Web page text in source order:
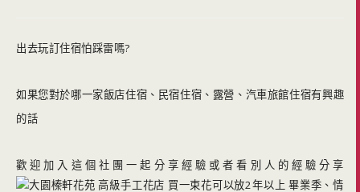
出去玩訂住宿怕踩雷嗎?
如果您對於哪一家飯店住宿、民宿住宿、露營、汽車旅館住宿有興趣
的話
歡迎加入這個社團一起分享經驗或者看別人的經驗分享